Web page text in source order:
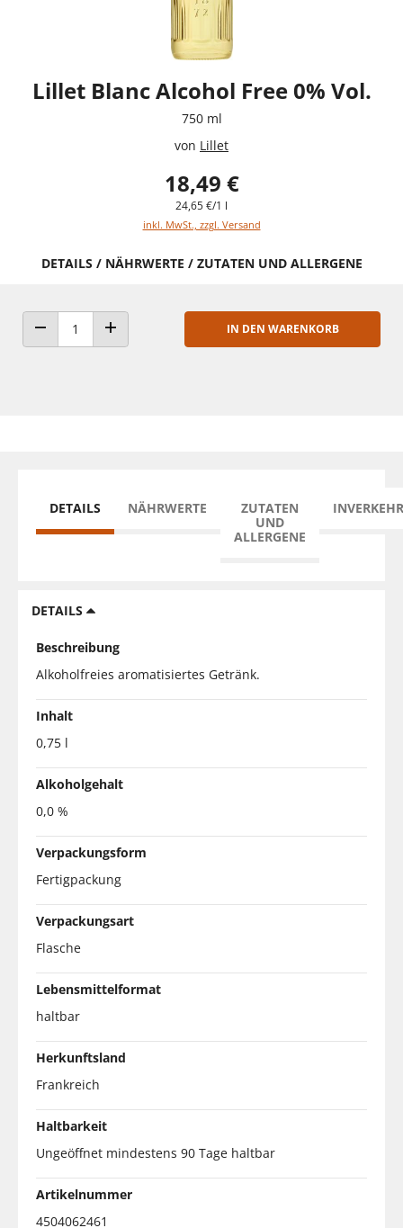
Lillet Blanc Alcohol Free 0% Vol.
750 ml
von Lillet
18,49 €
24,65 €/1 l
inkl. MwSt., zzgl. Versand
DETAILS / NÄHRWERTE / ZUTATEN UND ALLERGENE
ANZAHL VERRINGERNANZAHL ERHÖHEN
IN DEN WARENKORB
DETAILS NÄHRWERTE
ZUTATEN
UND
ALLERGENE
DETAILS
Beschreibung
Alkoholfreies aromatisiertes Getränk.
Inhalt
0,75 l
Alkoholgehalt
0,0 %
Verpackungsform
Fertigpackung
Verpackungsart
Flasche
Lebensmittelformat
haltbar
Herkunftsland
Frankreich
Haltbarkeit
Ungeöffnet mindestens 90 Tage haltbar
Artikelnummer
4504062461